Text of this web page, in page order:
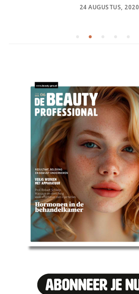
POSTED
24 AUGUSTUS, 2020